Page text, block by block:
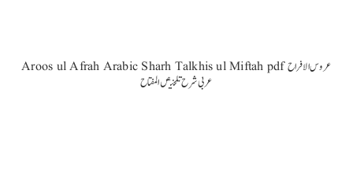
Aroos ul Afrah Arabic Sharh Talkhis ul Miftah pdf عروس الافراح
عربی شرح تلخيص المفتاح